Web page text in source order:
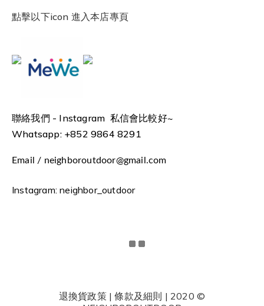
點擊以下icon 進入本店專頁
聯絡我們 - Instagram 私信會比較好~
Whatsapp: +852 9864 8291
Email / neighboroutdoor@gmail.com
Instagram: neighbor_outdoor
退換貨政策 | 條款及細則 | 2020 ©